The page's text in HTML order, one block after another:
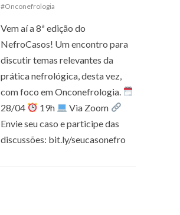
#Onconefrologia
Vem aí a 8ª edição do
NefroCasos! Um encontro para
discutir temas relevantes da
prática nefrológica, desta vez,
com foco em Onconefrologia.
28/04
19h
Via Zoom
Envie seu caso e participe das
discussões: bit.ly/seucasonefro